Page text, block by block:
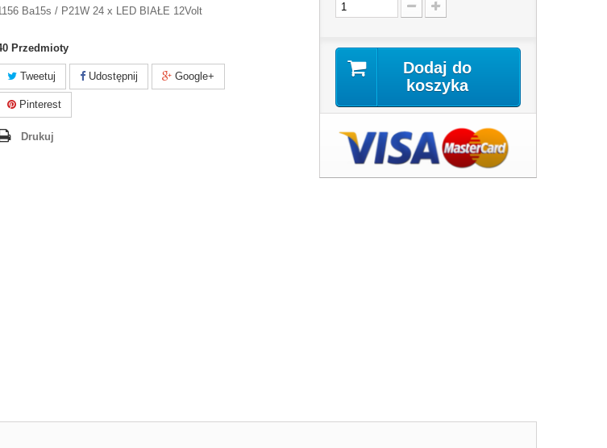
Ba15s / P21W 24 x LED BIAŁE 12Volt
Przedmioty
Tweetuj Udostępnij Google+
Pinterest
Drukuj
Dodaj do
koszyka